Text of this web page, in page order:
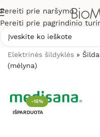
Pereiti prie naršymo
Pereiti prie pagrindinio
Elektrinės šildyklės »
(mėlyna)
-15%
IŠPARDUOTA